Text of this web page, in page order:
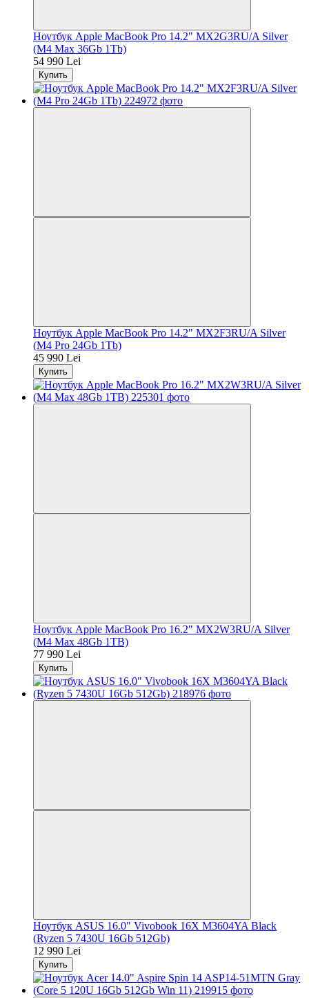
Ноутбук Apple MacBook Pro 14.2" MX2G3RU/A Silver
(M4 Max 36Gb 1Tb)
54 990 Lei
Купить
Ноутбук Apple MacBook Pro 14.2" MX2F3RU/A Silver
(M4 Pro 24Gb 1Tb)
45 990 Lei
Купить
Ноутбук Apple MacBook Pro 16.2" MX2W3RU/A Silver
(M4 Max 48Gb 1TB)
77 990 Lei
Купить
Ноутбук ASUS 16.0" Vivobook 16X M3604YA Black
(Ryzen 5 7430U 16Gb 512Gb)
12 990 Lei
Купить